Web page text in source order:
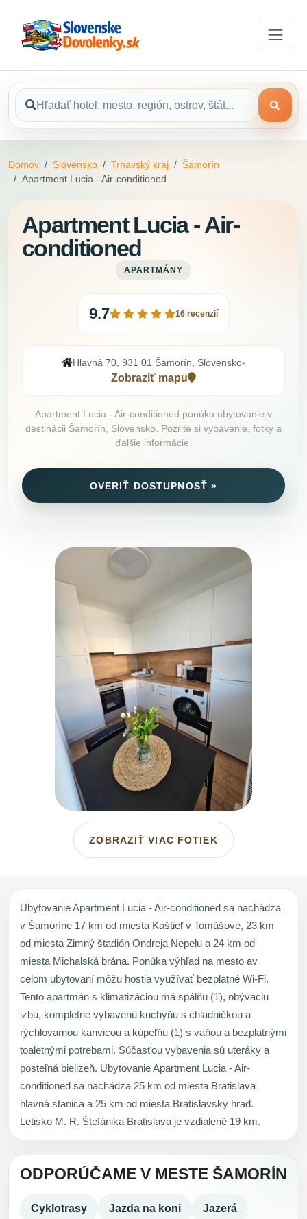
Domov Slovensko Trnavský kraj
Šamorín
Apartment Lucia - Air-conditioned
Apartment Lucia - Air-
conditioned
APARTMÁNY
9.7 16 recenzií
Hlavná 70, 931 01 Šamorín, Slovensko•
Zobraziť mapu
Apartment Lucia - Air-conditioned ponúka ubytovanie v
destinácii Šamorín, Slovensko. Pozrite si vybavenie, fotky a
ďalšie informácie.
OVERIŤ DOSTUPNOSŤ »
ZOBRAZIŤ VIAC FOTIEK
Ubytovanie Apartment Lucia - Air-conditioned sa nachádza
v Šamoríne 17 km od miesta Kaštieľ v Tomášove, 23 km
od miesta Zimný štadión Ondreja Nepelu a 24 km od
miesta Michalská brána. Ponúka výhľad na mesto av
celom ubytovaní môžu hostia využívať bezplatné Wi-Fi.
Tento apartmán s klimatizáciou má spálňu (1), obývaciu
izbu, kompletne vybavenú kuchyňu s chladničkou a
rýchlovarnou kanvicou a kúpeľňu (1) s vaňou a bezplatnými
toaletnými potrebami. Súčasťou vybavenia sú uteráky a
posteľná bielizeň. Ubytovanie Apartment Lucia - Air-
conditioned sa nachádza 25 km od miesta Bratislava
hlavná stanica a 25 km od miesta Bratislavský hrad.
Letisko M. R. Štefánika Bratislava je vzdialené 19 km.
ODPORÚČAME V MESTE ŠAMORÍN
Cyklotrasy Jazda na koni Jazerá